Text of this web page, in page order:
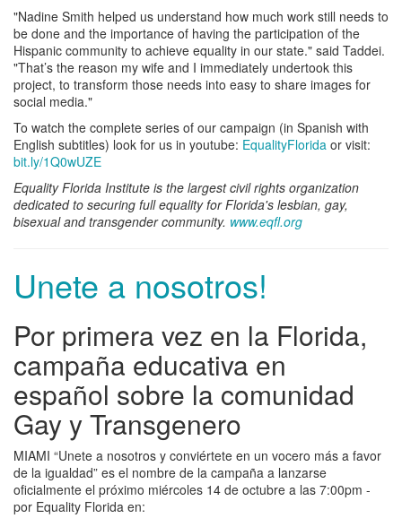
"Nadine Smith helped us understand how much work still needs to
be done and the importance of having the participation of the
Hispanic community to achieve equality in our state." said Taddei.
"That’s the reason my wife and I immediately undertook this
project, to transform those needs into easy to share images for
social media."
To watch the complete series of our campaign (in Spanish with
English subtitles) look for us in youtube: EqualityFlorida ​or visit:
bit.ly/1Q0wUZE
Equality Florida Institute is the largest civil rights organization
dedicated to securing full equality for Florida's lesbian, gay,
bisexual and transgender community. www.eqfl.org
Unete a nosotros!
Por primera vez en la Florida,
campaña educativa en
español sobre la comunidad
Gay y Transgenero
MIAMI “Unete a nosotros y conviértete en un vocero más a favor
de la igualdad” es el nombre de la campaña a lanzarse
oficialmente el próximo miércoles 14 de octubre a las 7:00pm -
por Equality Florida en: